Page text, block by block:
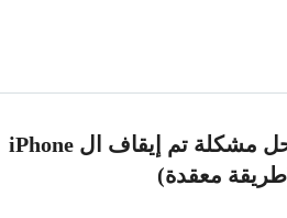
استخدام iCloud لحل مشكلة تم إيقاف ال iPhone